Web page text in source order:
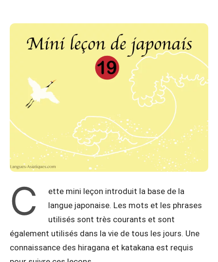
C
ette mini leçon introduit la base de la
langue japonaise. Les mots et les phrases
utilisés sont très courants et sont
également utilisés dans la vie de tous les jours. Une
connaissance des hiragana et katakana est requis